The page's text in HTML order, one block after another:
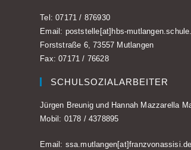
Tel:07171 / 876930
Email: poststelle[at]hbs-
Forststraße 6, 73557 Mutlangen
Fax: 07171 / 76628
SCHULSOZIALARBEITER
Jürgen Breunig und Hannah Mazzarella
Mobil: 0178 / 4378895
Email: ssa.mutlangen[at]franzvonassisi.de